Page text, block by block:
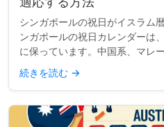
シンガポールの祝日がイスラム
ンガポールの祝日カレンダーは
に保っています。中国系、マレ
らの主要な祝祭を含み、国の多
し、2つの祝日—ハ...
続きを読む →